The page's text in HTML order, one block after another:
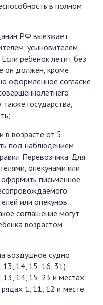
в полном
РФ выезжает
усыновителем,
ребенок летит без
он должен, кроме
оформленное согласие
государства,
в возрасте от 5-
под наблюдением
Перевозчика. Для
опекунами или
письменное
или опекунов
соглашение могут
возрастом
воздушное судно
14, 15, 16, 31),
14, 15, 23 и местах
1, 11, 12 и месте